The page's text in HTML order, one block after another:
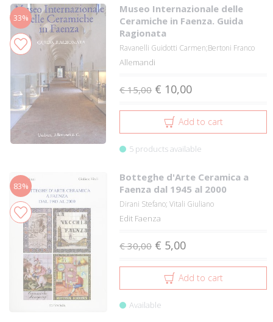
33%
Museo Internazionale delle
Ceramiche in Faenza. Guida
Ragionata
Ravanelli Guidotti Carmen;Bertoni Franco
Allemandi
€ 15,00 € 10,00
Add to cart
5 products available
83%
Botteghe d'Arte Ceramica a
Faenza dal 1945 al 2000
Dirani Stefano; Vitali Giuliano
Edit Faenza
€ 30,00 € 5,00
Add to cart
Available